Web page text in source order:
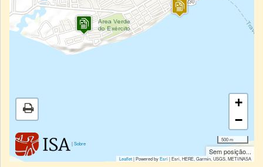
|Sobre
+
−
500 m
Sem posição...
Leaflet| Powered byEsri|Esri, HERE, Garmin, USGS, METI/NASA